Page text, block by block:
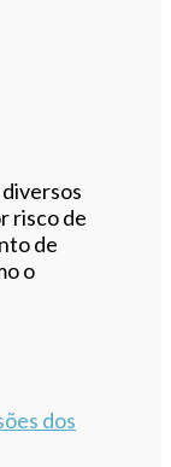
risco de
de
o
dos